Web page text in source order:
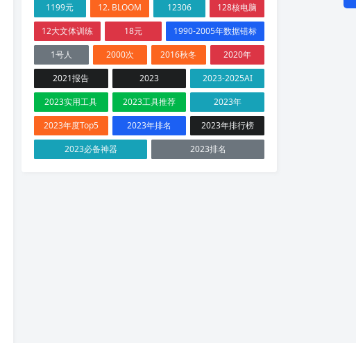
1199元
12. BLOOM 12306
128核电脑
12大文体训练
18元
1990-2005年数据错标
1号人
2000次 2016秋冬
2020年
2021报告
2023
2023-2025AI
2023实用工具
2023工具推荐
2023年
2023年度Top5
2023年排名
2023年排行榜
2023必备神器
2023排名